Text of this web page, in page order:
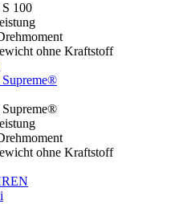
100
ohne Kraftstoff
ohne Kraftstoff